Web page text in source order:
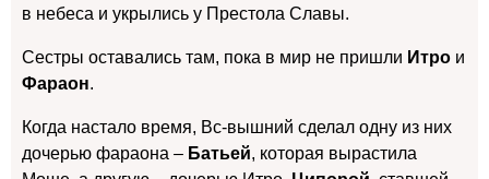
в небеса и укрылись у Престола Славы.
Сестры оставались там, пока в мир не пришли Итро и
Фараон.
Когда настало время, Вс-вышний сделал одну из них
дочерью фараона – Батьей, которая вырастила